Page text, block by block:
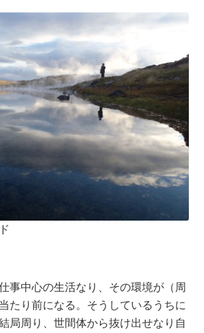
事中心の生活なり、その環境が（周
たり前になる。そうしているうちに
局周り、世間体から抜け出せなり自